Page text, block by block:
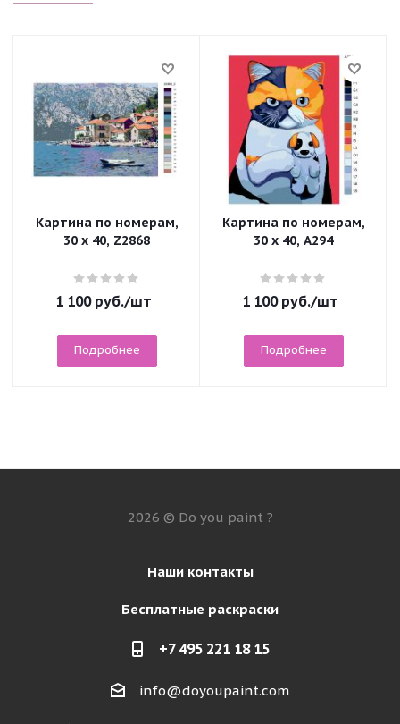
Картина по номерам,
30 x 40, Z2868
1 100руб./шт
Подробнее
Картина по номерам,
30 x 40, A294
1 100руб./шт
Подробнее
2026 © Do you paint ?
Наши контакты
Бесплатные раскраски
+7 495 221 18 15
info@doyoupaint.com